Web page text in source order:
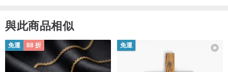
與此商品相似
免運 88 折 免運